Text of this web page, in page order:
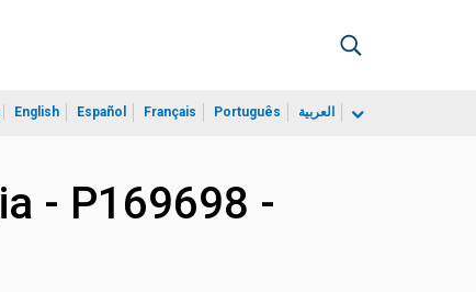
English Español Français Português العربية
- P169698 -